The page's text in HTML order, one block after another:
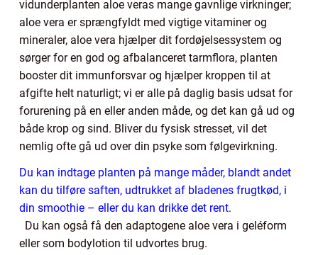
vidunderplanten aloe veras mange gavnlige virkninger;
aloe vera er sprængfyldt med vigtige vitaminer og
mineraler, aloe vera hjælper dit fordøjelsessystem og
sørger for en god og afbalanceret tarmflora, planten
booster dit immunforsvar og hjælper kroppen til at
afgifte helt naturligt; vi er alle på daglig basis udsat for
forurening på en eller anden måde, og det kan gå ud og
både krop og sind. Bliver du fysisk stresset, vil det
nemlig ofte gå ud over din psyke som følgevirkning.
Du kan indtage planten på mange måder, blandt andet
kan du tilføre saften, udtrukket af bladenes frugtkød, i
din smoothie – eller du kan drikke det rent.
Du kan også få den adaptogene aloe vera i geléform
eller som bodylotion til udvortes brug.